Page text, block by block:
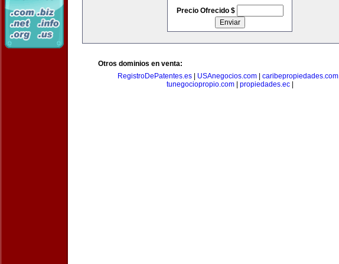
Precio Ofrecido $
Otros dominios en venta:
RegistroDePatentes.es
USAnegocios.com caribepropiedades.com
tunegociopropio.com| propiedades.ec|